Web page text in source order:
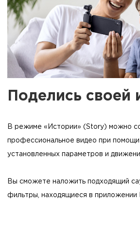
Поделись своей
В режиме «Истории» (Story) можно
профессиональное видео при помощи
установленных параметров и
Вы сможете наложить подходящий
фильтры, находящиеся в приложении